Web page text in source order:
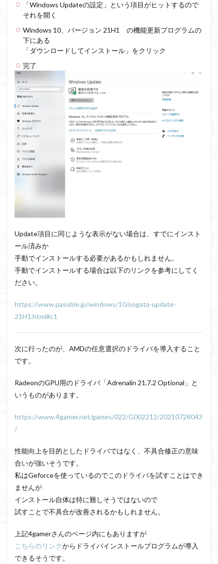
「Windows Updateの設定」という項目がヒットするので
それを開く
Windows 10、バージョン 21H1 の機能更新プログラムの
下にある
「ダウンロードしてインストール」をクリック
完了
Update項目に同じような表示がない場合は、すでにインスト
ール済みか
手動でインストールする必要があるかもしれません。
手動でインストールする場合は以下のリンクを参考にしてく
ださい。
https://www.pasoble.jp/windows/10/oogata-update-
21H1.html#c1
次に行ったのが、AMDの任意選択のドライバを導入すること
です。
RadeonのGPU用のドライバ「Adrenalin 21.7.2 Optional」と
いうものがあります。
https://www.4gamer.net/games/022/G002212/20210728043
/
性能向上を目的としたドライバではなく、不具合修正の意味
合いが強いそうです。
私はGeforceを使っているのでこのドライバを試すことはでき
ませんが
インストール自体は特に難しそうではないので
試すことで不具合が改善されるかもしれません。
上記4gamerさんのページ内にもありますが
こちらのリンクからドライバインストールプログラムが導入
できるそうです。